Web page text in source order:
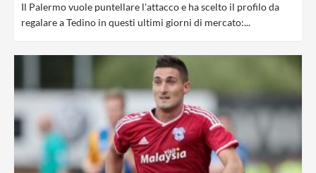
Il Palermo vuole puntellare l'attacco e ha scelto il profilo da
regalare a Tedino in questi ultimi giorni di mercato:...